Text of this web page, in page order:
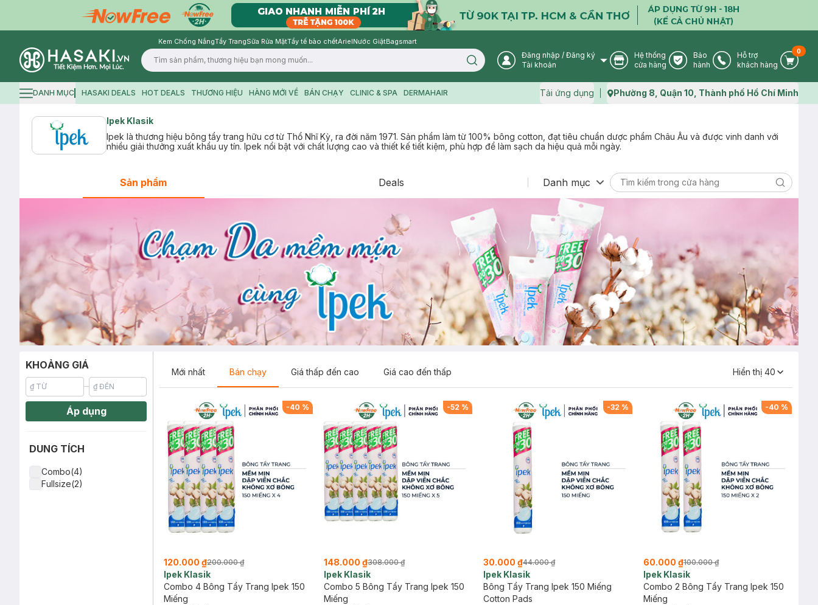
Kem Chống NắngTẩy TrangSữa Rửa MặtTẩy tế bào chếtArielNước GiặtBagsmart
Logo
Search icon User Icon
Đăng nhập / Đăng ký
Tài khoản
Store Icon
Hệ thống
cửa hàng
Warranty Icon
Bảo
hành
Phone Icon
Hỗ trợ
khách hàng
Cart
0
Hamburger icon
DANH MỤC HASAKI DEALS HOT DEALS THƯƠNG HIỆU HÀNG MỚI VỀ BÁN CHẠY CLINIC & SPA DERMAHAIR Tải ứng dụng Map icon
Phường 8, Quận 10, Thành phố Hồ Chí Minh
Ipek Klasik
Ipek là thương hiệu bông tẩy trang hữu cơ từ Thổ Nhĩ Kỳ, ra đời năm 1971. Sản phẩm làm từ 100% bông cotton, đạt tiêu chuẩn dược phẩm Châu Âu và được vinh danh với
nhiều giải thưởng xuất khẩu uy tín. Ipek nổi bật với chất lượng cao và thiết kế tiết kiệm, phù hợp để làm sạch da hiệu quả mỗi ngày.
Sản phẩm Deals Danh mục Search
KHOẢNG GIÁ
Áp dụng
DUNG TÍCH
Combo(4)
Fullsize(2)
Mới nhất Bán chạy Giá thấp đến cao Giá cao đến thấp Hiển thị 40
-40 %
120.000 ₫200.000 ₫
Ipek Klasik
Combo 4 Bông Tẩy Trang Ipek 150
Miếng
-52 %
148.000 ₫308.000 ₫
Ipek Klasik
Combo 5 Bông Tẩy Trang Ipek 150
Miếng
-32 %
30.000 ₫44.000 ₫
Ipek Klasik
Bông Tẩy Trang Ipek 150 Miếng
Cotton Pads
-40 %
60.000 ₫100.000 ₫
Ipek Klasik
Combo 2 Bông Tẩy Trang Ipek 150
Miếng